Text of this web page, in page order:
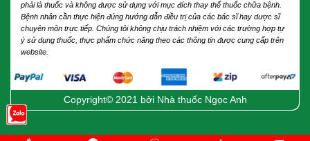
phải là thuốc và không được sử dụng với mục đích thay thế thuốc chữa bệnh.
Bệnh nhân cần thực hiện đúng hướng dẫn điều trị của các bác sĩ hay dược sĩ
chuyên môn trực tiếp. Chúng tôi không chịu trách nhiệm với các trường hợp tự
ý sử dụng thuốc, thực phẩm chức năng theo các thông tin được cung cấp trên
website.
Copyright© 2021 bởi Nhà thuốc Ngọc Anh